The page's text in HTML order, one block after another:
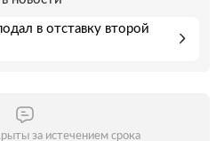
в отставку второй
за истечением срока